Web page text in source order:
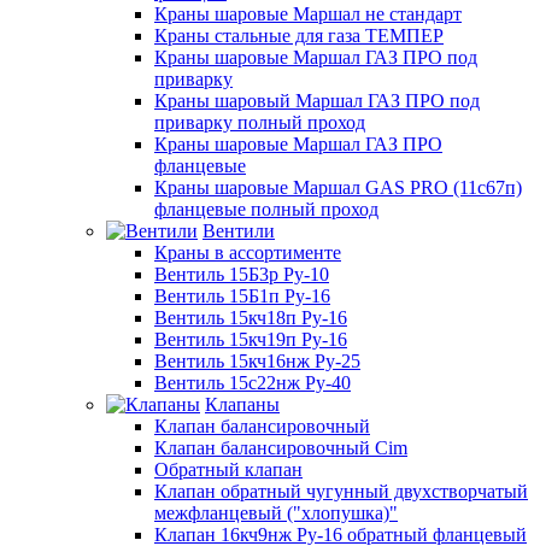
Краны шаровые Маршал не стандарт
Краны стальные для газа ТЕМПЕР
Краны шаровые Маршал ГАЗ ПРО под
приварку
Краны шаровый Маршал ГАЗ ПРО под
приварку полный проход
Краны шаровые Маршал ГАЗ ПРО
фланцевые
Краны шаровые Маршал GAS PRO (11с67п)
фланцевые полный проход
Вентили
Краны в ассортименте
Вентиль 15Б3р Ру-10
Вентиль 15Б1п Ру-16
Вентиль 15кч18п Ру-16
Вентиль 15кч19п Ру-16
Вентиль 15кч16нж Ру-25
Вентиль 15с22нж Ру-40
Клапаны
Клапан балансировочный
Клапан балансировочный Cim
Обратный клапан
Клапан обратный чугунный двухстворчатый
межфланцевый ("хлопушка)"
Клапан 16кч9нж Ру-16 обратный фланцевый